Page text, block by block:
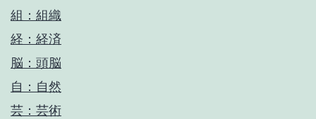
組：組織
経：経済
脳：頭脳
自：自然
芸：芸術